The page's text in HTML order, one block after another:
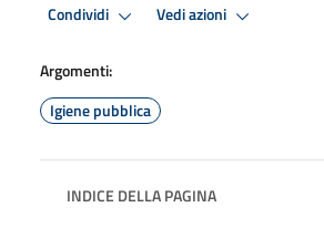
Condividi Vedi azioni
Argomenti:
Igiene pubblica
INDICE DELLA PAGINA